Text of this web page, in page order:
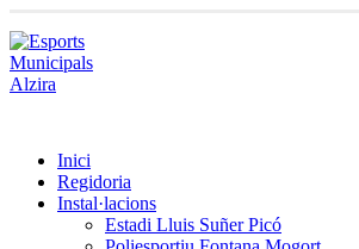
Inici
Regidoria
Instal·lacions
Estadi Lluis Suñer Picó